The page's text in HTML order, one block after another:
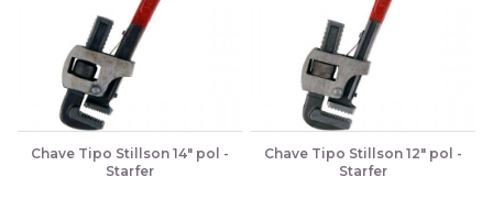
Chave Tipo Stillson 14" pol -
Starfer
Chave Tipo Stillson 12" pol -
Starfer